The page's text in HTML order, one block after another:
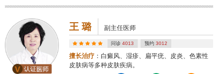
王 璐 副主任医师
问诊4013 预约 3012
擅长治疗 ：白癜风、湿疹、扁平疣、皮炎、色素性
皮肤病等多种皮肤疾病。